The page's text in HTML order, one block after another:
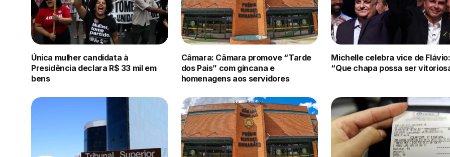
Única mulher candidata à
Presidência declara R$ 33 mil em
bens
Câmara: Câmara promove “Tarde
dos Pais” com gincana e
homenagens aos servidores
Michelle celebra vice de Flávio:
“Que chapa possa ser